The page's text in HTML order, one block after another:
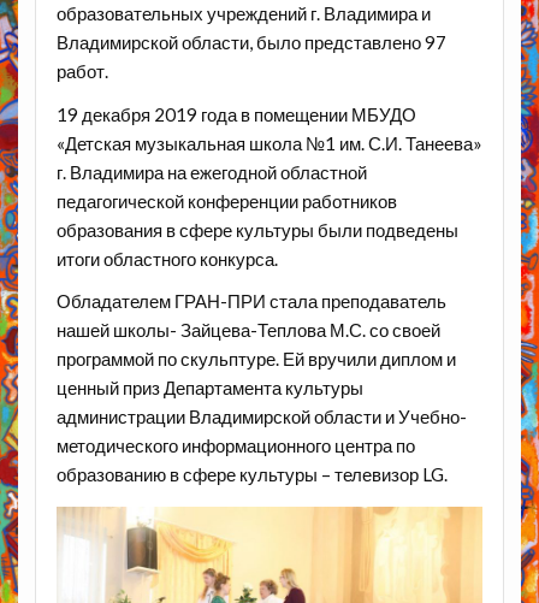
образовательных учреждений г. Владимира и
Владимирской области, было представлено 97
работ.
19 декабря 2019 года в помещении МБУДО
«Детская музыкальная школа №1 им. С.И. Танеева»
г. Владимира на ежегодной областной
педагогической конференции работников
образования в сфере культуры были подведены
итоги областного конкурса.
Обладателем ГРАН-ПРИ стала преподаватель
нашей школы- Зайцева-Теплова М.С. со своей
программой по скульптуре. Ей вручили диплом и
ценный приз Департамента культуры
администрации Владимирской области и Учебно-
методического информационного центра по
образованию в сфере культуры – телевизор LG.